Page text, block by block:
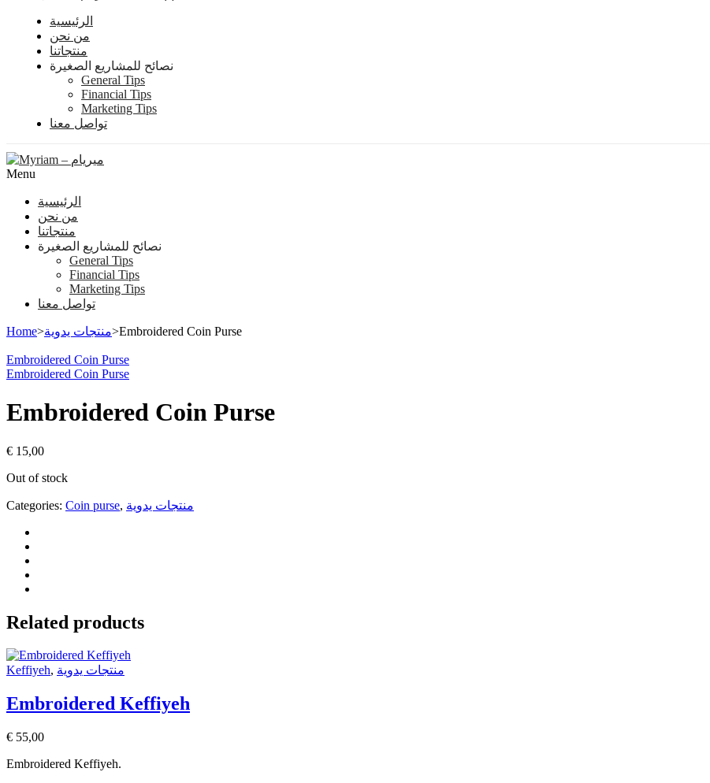
الرئيسية
من نحن
منتجاتنا
نصائح للمشاريع الصغيرة
General Tips
Financial Tips
Marketing Tips
تواصل معنا
Menu
الرئيسية
من نحن
منتجاتنا
نصائح للمشاريع الصغيرة
General Tips
Financial Tips
Marketing Tips
تواصل معنا
Home>منتجات يدوية>Embroidered Coin Purse
Embroidered Coin Purse
Embroidered Coin Purse
Embroidered Coin Purse
€ 15,00
Out of stock
Categories: Coin purse, منتجات يدوية
Related products
Keffiyeh, منتجات يدوية
Embroidered Keffiyeh
€ 55,00
Embroidered Keffiyeh.